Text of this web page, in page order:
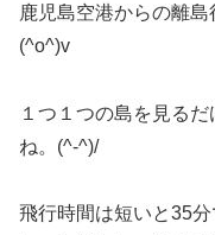
鹿児島空港からの離島
(^o^)v
１つ１つの島を見る
ね。(^-^)/
飛行時間は短いと35